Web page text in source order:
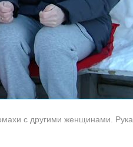
с другими женщинами.